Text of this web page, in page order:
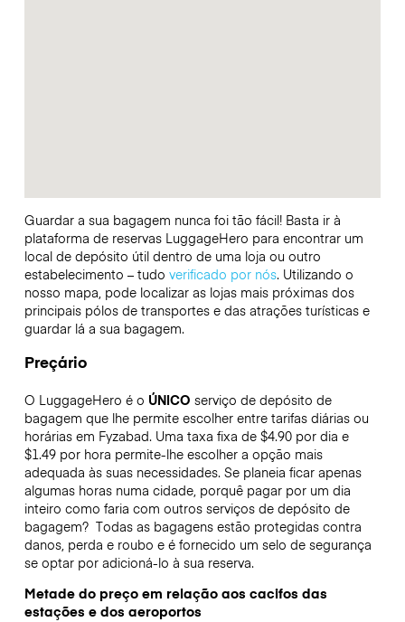
Guardar a sua bagagem nunca foi tão fácil! Basta ir à
plataforma de reservas LuggageHero para encontrar um
local de depósito útil dentro de uma loja ou outro
estabelecimento – tudo verificado por nós. Utilizando o
nosso mapa, pode localizar as lojas mais próximas dos
principais pólos de transportes e das atrações turísticas e
guardar lá a sua bagagem.
Preçário
O LuggageHero é o ÚNICO serviço de depósito de
bagagem que lhe permite escolher entre tarifas diárias ou
horárias em Fyzabad. Uma taxa fixa de $4.90 por dia e
$1.49 por hora permite-lhe escolher a opção mais
adequada às suas necessidades. Se planeia ficar apenas
algumas horas numa cidade, porquê pagar por um dia
inteiro como faria com outros serviços de depósito de
bagagem? Todas as bagagens estão protegidas contra
danos, perda e roubo e é fornecido um selo de segurança
se optar por adicioná-lo à sua reserva.
Metade do preço em relação aos cacifos das
estações e dos aeroportos